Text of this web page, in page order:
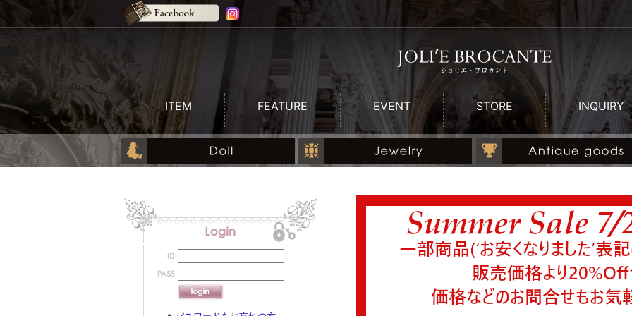
ITEM FEATURE EVENT STORE INQUIRY